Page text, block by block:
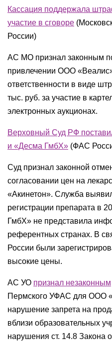
Кассация поддержала
участие в сговоре (
России)
АС МО признал законным
привлечении ООО
ответственности в виде
тыс. руб. за участие в
электронных аукционах.
Верховный Суд РФ
и «Десма ГмбХ» (ФАС
Суд признал законной
согласовании цен на
«Акинетон». Служба
регистрации препарата в
ГмбХ» не представила
референтных странах. В
России были
высокие цены.
АС УО признал незаконным
Пермского УФАС для ООО
нарушение запрета на
вблизи образовательных
нарушения ст. 14.8 Закона